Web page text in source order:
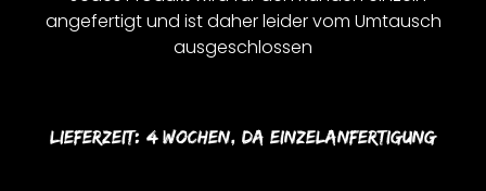
angefertigt und ist daher leider vom Umtausch
ausgeschlossen
Lieferzeit: 4 Wochen, Da Einzelanfertigung